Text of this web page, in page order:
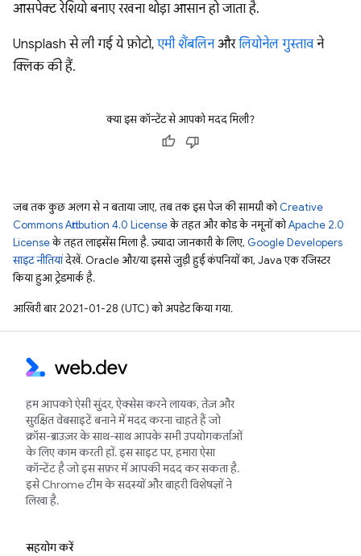
आसपेक्ट रेशियो बनाए रखना थोड़ा आसान हो जाता है.
Unsplash से ली गई ये फ़ोटो, एमी शैंबलिनऔरलियोनेल गुस्तावने
क्लिक की हैं.
क्या इस कॉन्टेंट से आपको मदद मिली?
जब तक कुछ अलग से न बताया जाए, तब तक इस पेज की सामग्री कोCreative
Commons Attribution 4.0 Licenseके तहत और कोड के नमूनों कोApache 2.0
Licenseके तहत लाइसेंस मिला है. ज़्यादा जानकारी के लिए, Google Developers
साइट नीतियांदेखें. Oracle और/या इससे जुड़ी हुई कंपनियों का, Java एक रजिस्टर
किया हुआ ट्रेडमार्क है.
आखिरी बार 2021-01-28 (UTC) को अपडेट किया गया.
हम आपको ऐसी सुंदर, ऐक्सेस करने लायक, तेज़ और
सुरक्षित वेबसाइटें बनाने में मदद करना चाहते हैं जो
क्रॉस-ब्राउज़र के साथ-साथ आपके सभी उपयोगकर्ताओं
के लिए काम करती हों. इस साइट पर, हमारा ऐसा
कॉन्टेंट है जो इस सफ़र में आपकी मदद कर सकता है.
इसे Chrome टीम के सदस्यों और बाहरी विशेषज्ञों ने
लिखा है.
सहयोग करें